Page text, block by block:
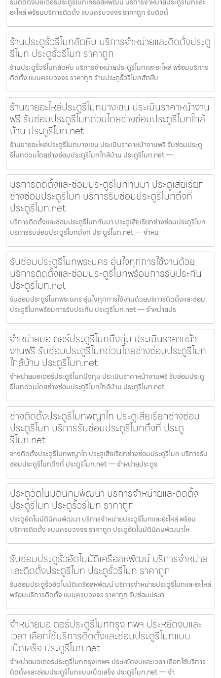
อะไหล่ พร้อมบริการติดตั้ง แบบครบวงจร ราคาถูก รับติดตั้
ร้านประตูรั้วรีโมทสัตหีบ บริการจำหน่ายและติดตั้งประตู
รีโมท ประตูรั้วรีโมท ราคาถูก
ร้านประตูรั้วรีโมทสัตหีบ บริการจำหน่ายประตูรีโมทและอะไหล่ พร้อมบริการ
ติดตั้ง แบบครบวงจร ราคาถูก ร้านประตูรั้วรีโมทสัตหีบ
ร้านขายอะไหล่ประตูรีโมทบางเขน ประเมินราคาหน้างาน
ฟรี รับซ่อมประตูรีโมทด่วนโดยช่างซ่อมประตูรีโมทใกล้
บ้าน ประตูรีโมท.net
ร้านขายอะไหล่ประตูรีโมทบางเขน ประเมินราคาหน้างานฟรี รับซ่อมประตู
รีโมทด่วนโดยช่างซ่อมประตูรีโมทใกล้บ้าน ประตูรีโมท.net —
บริการติดตั้งและซ่อมประตูรีโมททับมา ประตูเสียเรียก
ช่างซ่อมประตูรีโมท บริการรับซ่อมประตูรีโมทถึงที่
ประตูรีโมท.net
บริการติดตั้งและซ่อมประตูรีโมททับมา ประตูเสียเรียกช่างซ่อมประตูรีโมท
บริการรับซ่อมประตูรีโมทถึงที่ ประตูรีโมท.net — จำหน
รับซ่อมประตูรีโมทพระนคร อุ่นใจทุกการใช้งานด้วย
บริการติดตั้งและซ่อมประตูรีโมทพร้อมการรับประกัน
ประตูรีโมท.net
รับซ่อมประตูรีโมทพระนคร อุ่นใจทุกการใช้งานด้วยบริการติดตั้งและซ่อม
ประตูรีโมทพร้อมการรับประกัน ประตูรีโมท.net — จำหน่ายปร
จำหน่ายมอเตอร์ประตูรีโมทบึงกุ่ม ประเมินราคาหน้า
งานฟรี รับซ่อมประตูรีโมทด่วนโดยช่างซ่อมประตูรีโมท
ใกล้บ้าน ประตูรีโมท.net
จำหน่ายมอเตอร์ประตูรีโมทบึงกุ่ม ประเมินราคาหน้างานฟรี รับซ่อมประตู
รีโมทด่วนโดยช่างซ่อมประตูรีโมทใกล้บ้าน ประตูรีโมท.net
ช่างติดตั้งประตูรีโมทพญาไท ประตูเสียเรียกช่างซ่อม
ประตูรีโมท บริการรับซ่อมประตูรีโมทถึงที่ ประตู
รีโมท.net
ช่างติดตั้งประตูรีโมทพญาไท ประตูเสียเรียกช่างซ่อมประตูรีโมท บริการรับ
ซ่อมประตูรีโมทถึงที่ ประตูรีโมท.net — จำหน่ายประตูร
ประตูอัตโนมัตินิคมพัฒนา บริการจำหน่ายและติดตั้ง
ประตูรีโมท ประตูรั้วรีโมท ราคาถูก
ประตูอัตโนมัตินิคมพัฒนา บริการจำหน่ายประตูรีโมทและอะไหล่ พร้อม
บริการติดตั้ง แบบครบวงจร ราคาถูก ประตูอัตโนมัตินิคมพัฒนาให
รับซ่อมประตูรั้วอัตโนมัติเครือสหพัฒน์ บริการจำหน่าย
และติดตั้งประตูรีโมท ประตูรั้วรีโมท ราคาถูก
รับซ่อมประตูรั้วอัตโนมัติเครือสหพัฒน์ บริการจำหน่ายประตูรีโมทและอะไหล่
พร้อมบริการติดตั้ง แบบครบวงจร ราคาถูก รับซ่อมประต
จำหน่ายมอเตอร์ประตูรีโมทกรุงเทพฯ ประหยัดงบและ
เวลา เลือกใช้บริการติดตั้งและซ่อมประตูรีโมทแบบ
เบ็ดเสร็จ ประตูรีโมท.net
จำหน่ายมอเตอร์ประตูรีโมทกรุงเทพฯ ประหยัดงบและเวลา เลือกใช้บริการ
ติดตั้งและซ่อมประตูรีโมทแบบเบ็ดเสร็จ ประตูรีโมท.net — จำ